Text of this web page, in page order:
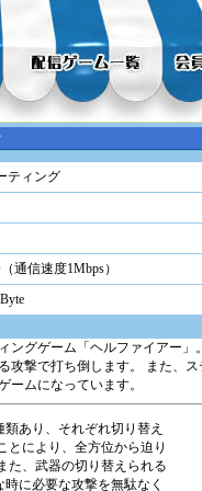
ティング
通信速度1Mbps）
ングゲーム「ヘルファイアー」
攻撃で打ち倒します。 また、ス
ームになっています。
あり、それぞれ切り替え
とにより、全方位から迫り
た、武器の切り替えられる
に必要な攻撃を無駄なく